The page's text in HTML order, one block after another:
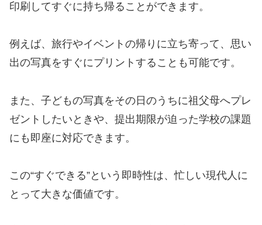
印刷してすぐに持ち帰ることができます。
例えば、旅行やイベントの帰りに立ち寄って、思い
出の写真をすぐにプリントすることも可能です。
また、子どもの写真をその日のうちに祖父母へプレ
ゼントしたいときや、提出期限が迫った学校の課題
にも即座に対応できます。
この“すぐできる”という即時性は、忙しい現代人に
とって大きな価値です。